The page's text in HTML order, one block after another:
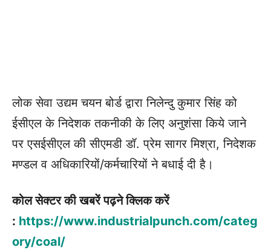
लोक सेवा उद्यम चयन बोर्ड द्वारा निलेन्दु कुमार सिंह को
ईसीएल के निदेशक तकनीकी के लिए अनुशंसा किये जाने
पर एसईसीएल की सीएमडी डॉ. प्रेम सागर मिश्रा, निदेशक
मण्डल व अधिकारियों/कर्मचारियों ने बधाई दी है।
कोल सेक्टर की खबरें पढ़ने क्लिक करें
: https://www.industrialpunch.com/categ
ory/coal/